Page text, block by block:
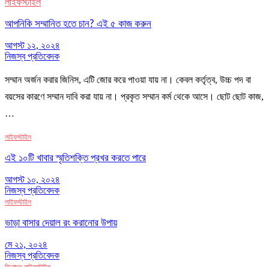
লাইফস্টাইল
আপনিকি সম্মানিত হতে চান? এই ৫ কাজ করুন
আগস্ট ১২, ২০২৪
নিজস্ব প্রতিবেদক
সম্মান অর্জন করার জিনিস, এটি জোর করে পাওয়া যায় না। কেবল কর্তৃত্ব, উচ্চ পদ বা
বয়সের কারণে সম্মান দাবি করা যায় না। প্রকৃত সম্মান কর্ম থেকে আসে। ছোট ছোট কাজ,
…
লাইফস্টাইল
এই ১০টি খাবার স্মৃতিশক্তি প্রখর করতে পারে
আগস্ট ১০, ২০২৪
নিজস্ব প্রতিবেদক
লাইফস্টাইল
ভাড়া বাসার দেয়াল রং করানোর উপায়
মে ২১, ২০২৪
নিজস্ব প্রতিবেদক